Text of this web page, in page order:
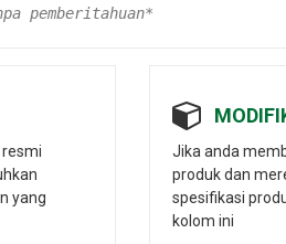
pemberitahuan*
yang
Jika anda
produk dan
spesifikasi
kolom ini